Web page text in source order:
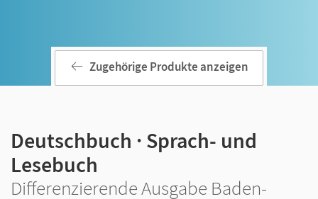
Zugehörige Produkte anzeigen
Deutschbuch · Sprach- und
Lesebuch
Differenzierende Ausgabe Baden-